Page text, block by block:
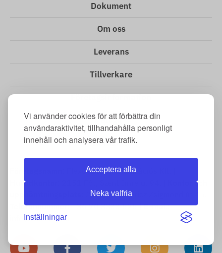
Vi använder cookies för att förbättra din
användaraktivitet, tillhandahålla personligt
innehåll och analysera vår trafik.
Acceptera alla
Neka valfria
Inställningar
Dokument
Om oss
Leverans
Tillverkare
Företagsinformation
Blogg
Kontakta
: FlexCom Kommunikációs Kft. |
Huvudkontor
Kontor och
: 2151 Fót, Móricz Zsigmond út 45. |
Telefonnummer: +36 70 3333 525 |E-mail:
info@tracking.hu